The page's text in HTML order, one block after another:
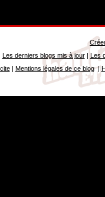
Les derniers blogs mis à jour| Les
| Mentions légales de ce blog|